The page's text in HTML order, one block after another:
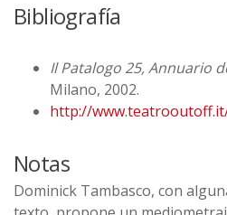
Bibliografía
Il Patalogo 25, Annuario
Milano, 2002.
http://
Notas
Dominick Tambasco, con